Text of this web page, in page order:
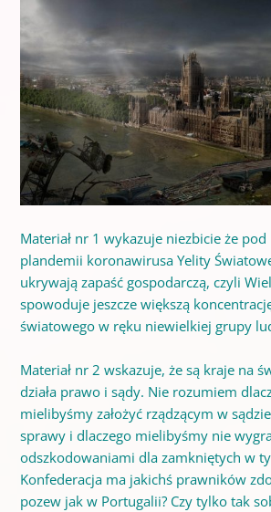
Materiał nr 1 wykazuje niezbicie że pod
plandemii koronawirusa Yelity
ukrywają zapaść gospodarczą, czyli
spowoduje jeszcze większą
światowego w ręku niewielkiej grupy
Materiał nr 2 wskazuje, że są kraje na
działa prawo i sądy. Nie rozumiem
mielibyśmy założyć rządzącym w
sprawy i dlaczego mielibyśmy nie
odszkodowaniami dla zamkniętych w
Konfederacja ma jakichś prawników
pozew jak w Portugalii? Czy tylko tak